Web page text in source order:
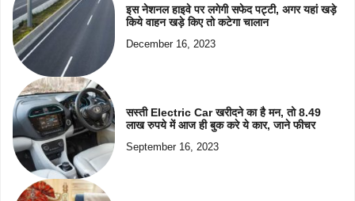
इस नेशनल हाइवे पर लगेगी सफेद पट्टी, अगर यहां खड़े
किये वाहन खड़े किए तो कटेगा चालान
December 16, 2023
सस्ती Electric Car खरीदने का है मन, तो 8.49
लाख रुपये में आज ही बुक करे ये कार, जाने फीचर
September 16, 2023